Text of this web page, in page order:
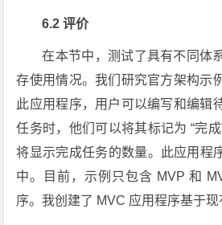
6.2 评价
在本节中，测试了具有不同体
存使用情况。我们研究官方架构示
此应用程序，用户可以编写和编辑
任务时，他们可以将其标记为 “完
将显示完成任务的数量。此应用程
中。目前，示例只包含 MVP 和
序。我创建了 MVC 应用程序基于现